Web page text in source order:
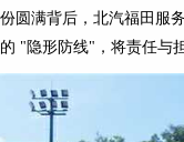
圆满背后，北汽福田服
"隐形防线"，将责任与